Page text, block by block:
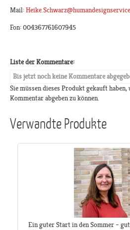
Mail:
Fon: 004367761607945
Liste der Kommentare:
Bis jetzt noch keine Kommentare
Sie müssen dieses Produkt gekauft
Kommentar abgeben zu können.
Verwandte Produkte
Ein guter Start in den Sommer –